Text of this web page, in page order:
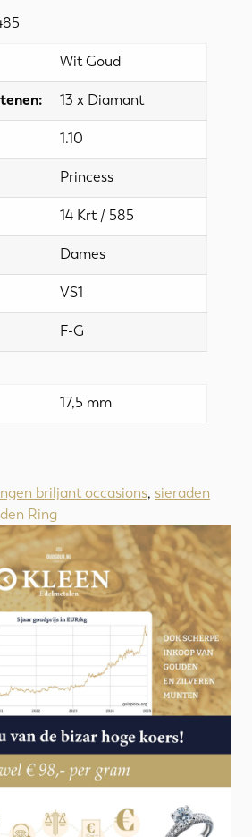
Wit Goud
13 x Diamant
1.10
Princess
14 Krt / 585
Dames
VS1
F-G
17,5 mm
briljant occasions, sieraden
Ring